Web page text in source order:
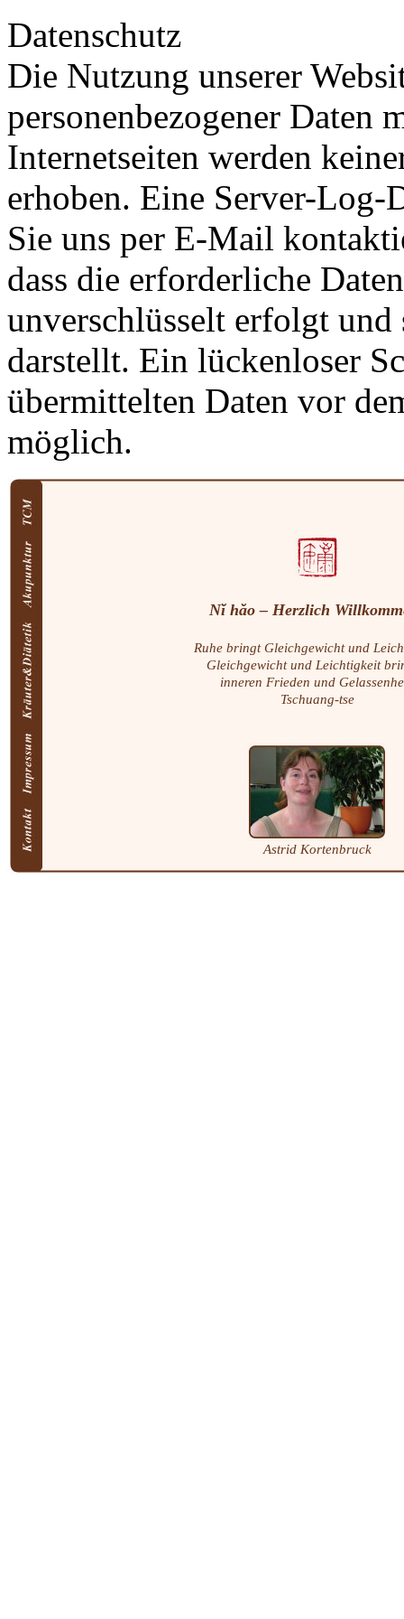
Datenschutz
Die Nutzung unserer
personenbezogener Daten
Internetseiten werden
erhoben. Eine Server-
Sie uns per E-Mail
dass die erforderliche
unverschlüsselt erfolgt
darstellt. Ein lückenloser
übermittelten Daten vor
möglich.
Nĭ hăo – Herzlich
Ruhe bringt Gleichgewicht und
Gleichgewicht und Leichtigkeit
inneren Frieden und
Tschuang-tse
Astrid Kortenbruck